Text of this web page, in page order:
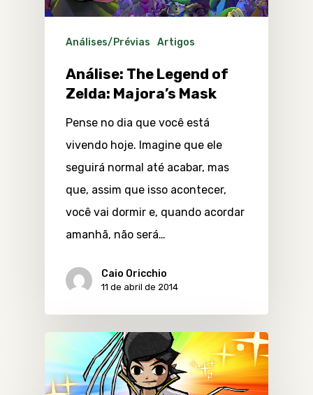
Análises/Prévias Artigos
Análise: The Legend of
Zelda: Majora’s Mask
Pense no dia que você está
vivendo hoje. Imagine que ele
seguirá normal até acabar, mas
que, assim que isso acontecer,
você vai dormir e, quando acordar
amanhã, não será…
Caio Oricchio
11 de abril de 2014